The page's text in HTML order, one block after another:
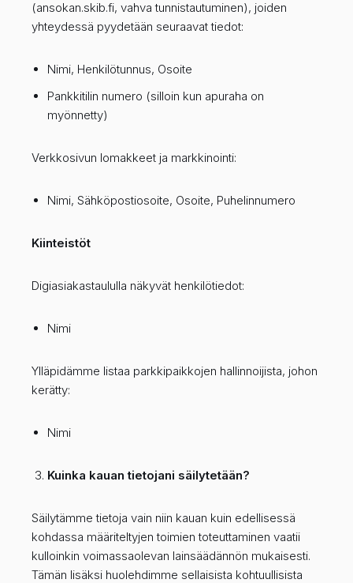
(ansokan.skib.fi, vahva tunnistautuminen), joiden
yhteydessä pyydetään seuraavat tiedot:
Nimi, Henkilötunnus, Osoite
Pankkitilin numero (silloin kun apuraha on
myönnetty)
Verkkosivun lomakkeet ja markkinointi:
Nimi, Sähköpostiosoite, Osoite, Puhelinnumero
Kiinteistöt
Digiasiakastaululla näkyvät henkilötiedot:
Nimi
Ylläpidämme listaa parkkipaikkojen hallinnoijista, johon
kerätty:
Nimi
Kuinka kauan tietojani säilytetään?
Säilytämme tietoja vain niin kauan kuin edellisessä
kohdassa määriteltyjen toimien toteuttaminen vaatii
kulloinkin voimassaolevan lainsäädännön mukaisesti.
Tämän lisäksi huolehdimme sellaisista kohtuullisista